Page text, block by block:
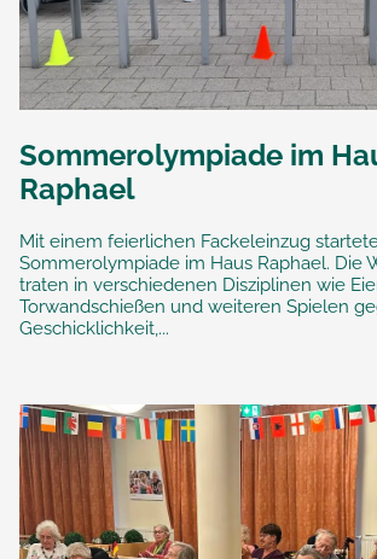
Sommerolympiade im
Raphael
Mit einem feierlichen Fackeleinzug
Sommerolympiade im Haus Raphael. Die
traten in verschiedenen Disziplinen wie
Torwandschießen und weiteren Spielen
Geschicklichkeit,...